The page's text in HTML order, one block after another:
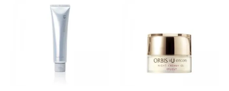
ックです。ぷるぷるジェルを肌にの
せると、シートマスクのようにピタ
ッと密着。水ハリ膜が肌のうるおい
ローチする「トラネキサム酸-
SG(*3)」、肌荒れや日焼けによる肌
荒れ防止有効成分として、「DF-パ
ンテノール(*3)」を国内唯一(*4)、
高濃度で配合。角層のバリア機能に
アプローチして肌荒れを防ぎ、肌不
調にゆらがない肌を叶えます。そし